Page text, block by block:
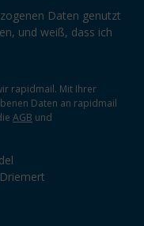
Daten genutzt
und weiß, dass ich
rapidmail. Mit Ihrer
Daten an rapidmail
AGB und